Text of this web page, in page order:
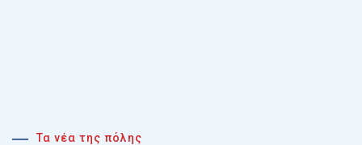
Τα νέα της πόλης